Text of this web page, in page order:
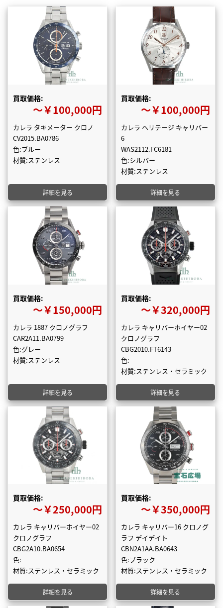
買取価格:
〜￥100,000円
カレラ タキメーター クロノ
CV2015.BA0786
色:ブルー
材質:ステンレス
詳細を見る
買取価格:
〜￥100,000円
カレラ ヘリテージ キャリバー
6
WAS2112.FC6181
色:シルバー
材質:ステンレス
詳細を見る
買取価格:
〜￥150,000円
カレラ 1887 クロノグラフ
CAR2A11.BA0799
色:グレー
材質:ステンレス
詳細を見る
買取価格:
〜￥320,000円
カレラ キャリバーホイヤー02
クロノグラフ
CBG2010.FT6143
色:
材質:ステンレス・セラミック
詳細を見る
買取価格:
〜￥250,000円
カレラ キャリバーホイヤー02
クロノグラフ
CBG2A10.BA0654
色:
材質:ステンレス・セラミック
詳細を見る
買取価格:
〜￥350,000円
カレラ キャリバー16 クロノグ
ラフ デイデイト
CBN2A1AA.BA0643
色:ブラック
材質:ステンレス・セラミック
詳細を見る